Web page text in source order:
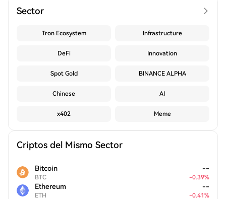
Sector
Tron Ecosystem Infrastructure
DeFi Innovation
Spot Gold BINANCE ALPHA
Chinese AI
x402 Meme
Criptos del Mismo Sector
Bitcoin
BTC
--
-0.39%
Ethereum
ETH
--
-0.41%